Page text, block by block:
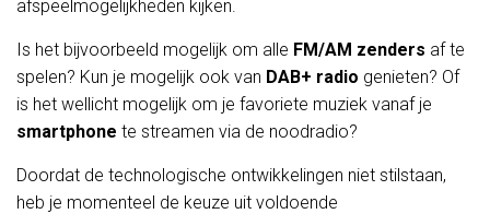
afspeelmogelijkheden kijken.
Is het bijvoorbeeld mogelijk om alle FM/AM zenders af te
spelen? Kun je mogelijk ook van DAB+ radio genieten? Of
is het wellicht mogelijk om je favoriete muziek vanaf je
smartphone te streamen via de noodradio?
Doordat de technologische ontwikkelingen niet stilstaan,
heb je momenteel de keuze uit voldoende